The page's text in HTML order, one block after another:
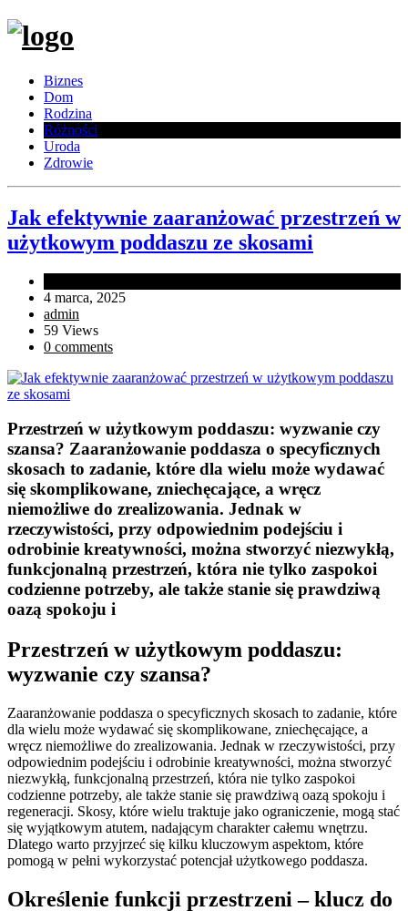
Biznes
Dom
Rodzina
Różności
Uroda
Zdrowie
Jak efektywnie zaaranżować przestrzeń w
użytkowym poddaszu ze skosami
4 marca, 2025
admin
59 Views
0 comments
Przestrzeń w użytkowym poddaszu: wyzwanie czy
szansa? Zaaranżowanie poddasza o specyficznych
skosach to zadanie, które dla wielu może wydawać
się skomplikowane, zniechęcające, a wręcz
niemożliwe do zrealizowania. Jednak w
rzeczywistości, przy odpowiednim podejściu i
odrobinie kreatywności, można stworzyć niezwykłą,
funkcjonalną przestrzeń, która nie tylko zaspokoi
codzienne potrzeby, ale także stanie się prawdziwą
oazą spokoju i
Przestrzeń w użytkowym poddaszu:
wyzwanie czy szansa?
Zaaranżowanie poddasza o specyficznych skosach to zadanie, które
dla wielu może wydawać się skomplikowane, zniechęcające, a
wręcz niemożliwe do zrealizowania. Jednak w rzeczywistości, przy
odpowiednim podejściu i odrobinie kreatywności, można stworzyć
niezwykłą, funkcjonalną przestrzeń, która nie tylko zaspokoi
codzienne potrzeby, ale także stanie się prawdziwą oazą spokoju i
regeneracji. Skosy, które wielu traktuje jako ograniczenie, mogą stać
się wyjątkowym atutem, nadającym charakter całemu wnętrzu.
Dlatego warto przyjrzeć się kilku kluczowym aspektom, które
pomogą w pełni wykorzystać potencjał użytkowego poddasza.
Określenie funkcji przestrzeni – klucz do